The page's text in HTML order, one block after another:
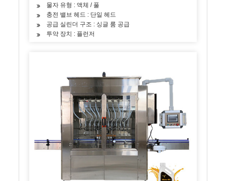
물자 유형 : 액체 / 풀
충전 밸브 헤드 : 단일 헤드
공급 실린더 구조 : 싱글 룸 공급
투약 장치 : 플런저